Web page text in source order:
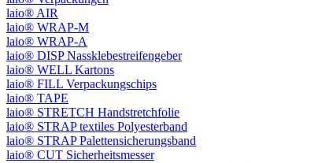
laio® AIR
laio® WRAP-M
laio® WRAP-A
laio® DISP Nassklebestreifengeber
laio® WELL Kartons
laio® FILL Verpackungschips
laio® TAPE
laio® STRETCH Handstretchfolie
laio® STRAP textiles Polyesterband
laio® STRAP Palettensicherungsband
laio® CUT Sicherheitsmesser